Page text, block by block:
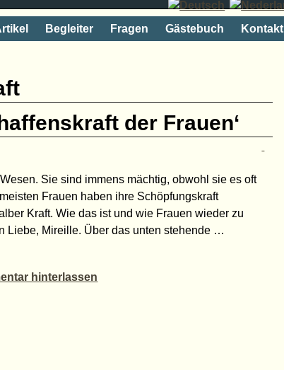
Begleiter Fragen Gästebuch Kontakt
der Frauen‘
Sie sind immens mächtig, obwohl sie es oft
Frauen haben ihre Schöpfungskraft
Kraft. Wie das ist und wie Frauen wieder zu
Liebe, Mireille. Über das unten stehende …
hinterlassen